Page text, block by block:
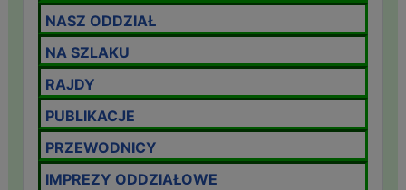
NASZ ODDZIAŁ
NA SZLAKU
RAJDY
PUBLIKACJE
PRZEWODNICY
IMPREZY ODDZIAŁOWE